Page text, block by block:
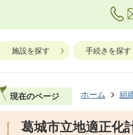
施設を探す 手続きを探す
現在のページ ホーム 組
葛城市立地適正化